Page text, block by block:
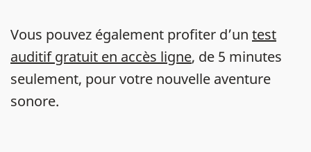
Vous pouvez également profiter d’un test
auditif gratuit en accès ligne, de 5 minutes
seulement, pour votre nouvelle aventure
sonore.